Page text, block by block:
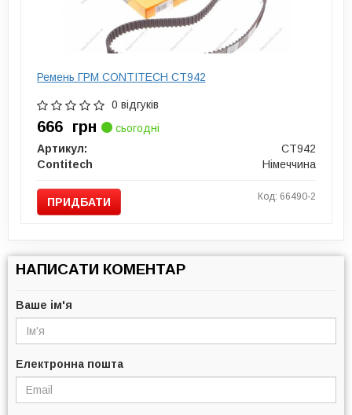
Ремень ГРМ CONTITECH CT942
0 відгуків
666 грн
сьогодні
Артикул:
CT942
Contitech
Німеччина
ПРИДБАТИ Код: 66490-2
НАПИСАТИ КОМЕНТАР
Ваше ім'я
Електронна пошта